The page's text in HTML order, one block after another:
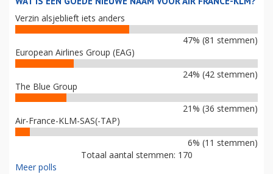
Verzin alsjeblieft iets anders
47% (81 stemmen)
European Airlines Group (EAG)
24% (42 stemmen)
The Blue Group
21% (36 stemmen)
Air-France-KLM-SAS(-TAP)
6% (11 stemmen)
Totaal aantal stemmen: 170
Meer polls